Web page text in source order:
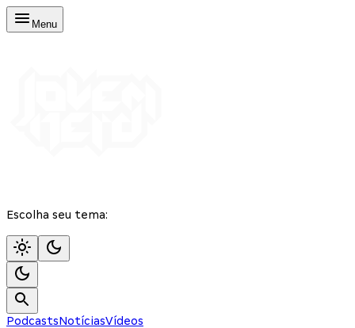
Menu
Escolha seu tema:
PodcastsNotíciasVídeos